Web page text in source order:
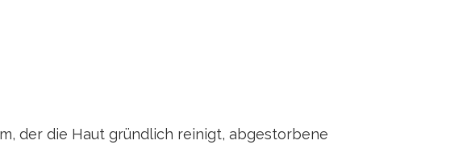
der die Haut gründlich reinigt, abgestorbene